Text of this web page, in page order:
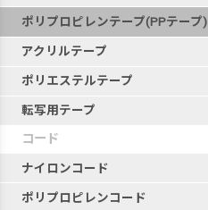
ポリプロピレンテープ(PPテープ)
アクリルテープ
ポリエステルテープ
転写用テープ
コード
ナイロンコード
ポリプロピレンコード